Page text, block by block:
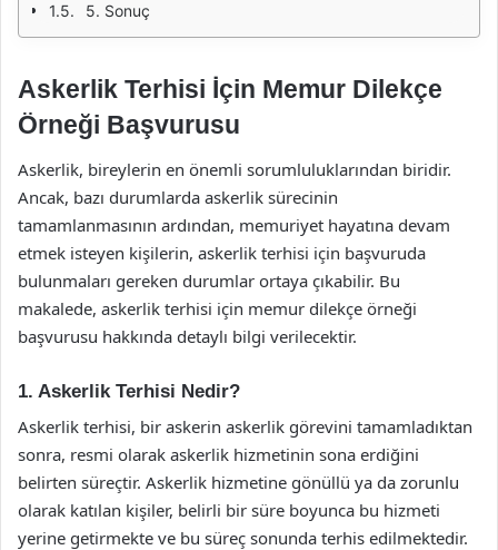
5. Sonuç
Askerlik Terhisi İçin Memur Dilekçe
Örneği Başvurusu
Askerlik, bireylerin en önemli sorumluluklarından biridir.
Ancak, bazı durumlarda askerlik sürecinin
tamamlanmasının ardından, memuriyet hayatına devam
etmek isteyen kişilerin, askerlik terhisi için başvuruda
bulunmaları gereken durumlar ortaya çıkabilir. Bu
makalede, askerlik terhisi için memur dilekçe örneği
başvurusu hakkında detaylı bilgi verilecektir.
1. Askerlik Terhisi Nedir?
Askerlik terhisi, bir askerin askerlik görevini tamamladıktan
sonra, resmi olarak askerlik hizmetinin sona erdiğini
belirten süreçtir. Askerlik hizmetine gönüllü ya da zorunlu
olarak katılan kişiler, belirli bir süre boyunca bu hizmeti
yerine getirmekte ve bu süreç sonunda terhis edilmektedir.